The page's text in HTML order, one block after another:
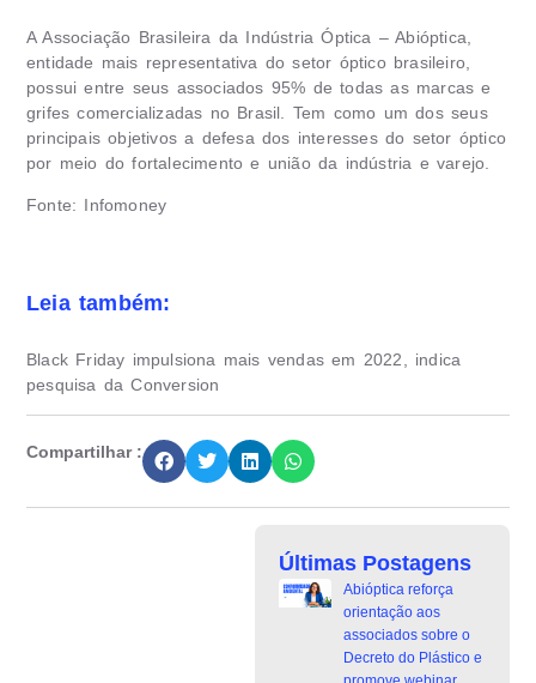
A Associação Brasileira da Indústria Óptica – Abióptica,
entidade mais representativa do setor óptico brasileiro,
possui entre seus associados 95% de todas as marcas e
grifes comercializadas no Brasil. Tem como um dos seus
principais objetivos a defesa dos interesses do setor óptico
por meio do fortalecimento e união da indústria e varejo.
Fonte: Infomoney
Leia também:
Black Friday impulsiona mais vendas em 2022, indica
pesquisa da Conversion
Compartilhar :
Últimas Postagens
Abióptica reforça
orientação aos
associados sobre o
Decreto do Plástico e